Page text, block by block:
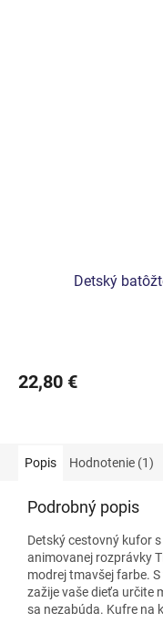
Detský
22,80 €
Popis Hodnotenie (1)
Podrobný popis
Detský cestovný kufor
animovanej rozprávky
modrej tmavšej farbe.
zažije vaše dieťa určite
sa nezabúda. Kufre na